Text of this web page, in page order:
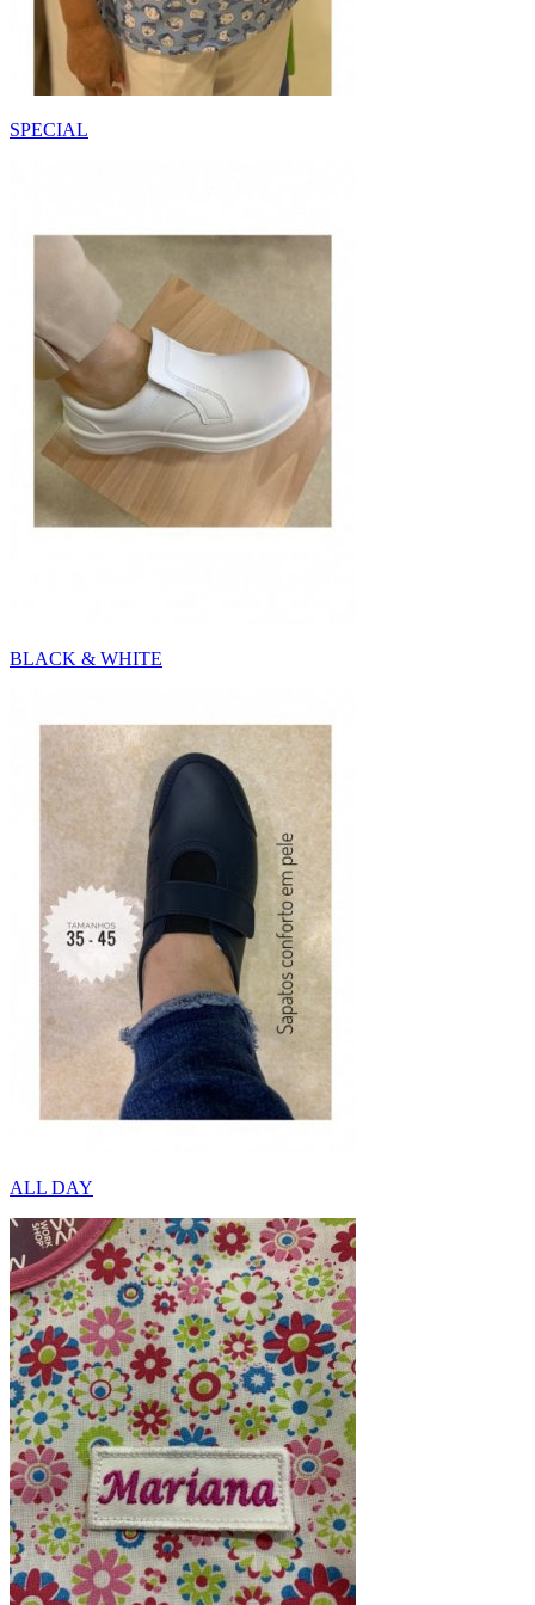
SPECIAL
BLACK & WHITE
ALL DAY